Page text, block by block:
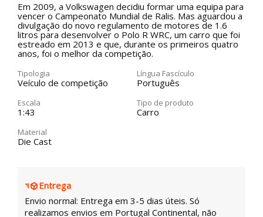
Em 2009, a Volkswagen decidiu formar uma equipa para
vencer o Campeonato Mundial de Ralis. Mas aguardou a
divulgação do novo regulamento de motores de 1.6
litros para desenvolver o Polo R WRC, um carro que foi
estreado em 2013 e que, durante os primeiros quatro
anos, foi o melhor da competição.
Tipologia
Veículo de competição
Língua Fascículo
Português
Escala
1:43
Tipo de produto
Carro
Material
Die Cast
Entrega
Envio normal: Entrega em 3-5 dias úteis. Só
realizamos envios em Portugal Continental, não